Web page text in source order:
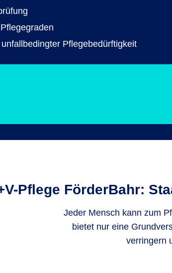
Pflegebedürftigkeit
Pflege FörderBahr:
Jeder Mensch kann zum
bietet nur eine
verringern